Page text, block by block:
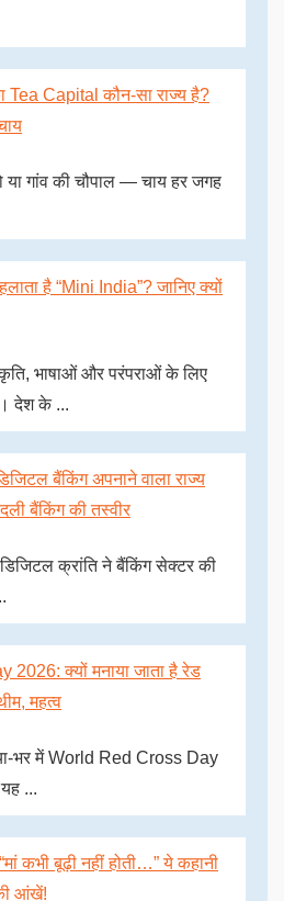
Tea Capital कौन-सा राज्य है?
गांव की चौपाल — चाय हर जगह
है “Mini India”? जानिए क्यों
भाषाओं और परंपराओं के लिए
देश के ...
बैंकिंग अपनाने वाला राज्य
बैंकिंग की तस्वीर
क्रांति ने बैंकिंग सेक्टर की
क्यों मनाया जाता है रेड
महत्व
भर में World Red Cross Day
...
कभी बूढ़ी नहीं होती…” ये कहानी
आंखें!